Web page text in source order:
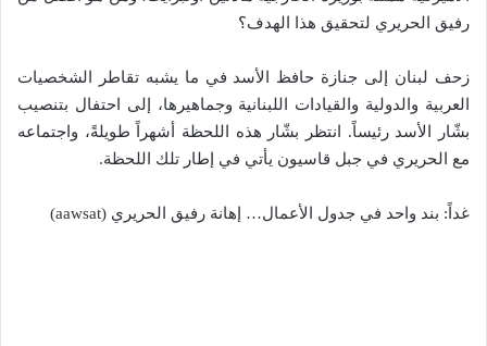
رفيق الحريري لتحقيق هذا الهدف؟
زحف لبنان إلى جنازة حافظ الأسد في ما يشبه تقاطر الشخصيات
العربية والدولية والقيادات اللبنانية وجماهيرها، إلى احتفال بتنصيب
بشّار الأسد رئيساً. انتظر بشّار هذه اللحظة أشهراً طويلةً، واجتماعه
مع الحريري في جبل قاسيون يأتي في إطار تلك اللحظة.
غداً: بند واحد في جدول الأعمال… إهانة رفيق الحريري (aawsat)